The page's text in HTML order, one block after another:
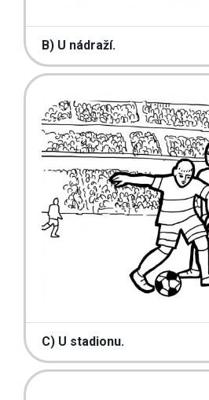
B) U nádraží.
C) U stadionu.